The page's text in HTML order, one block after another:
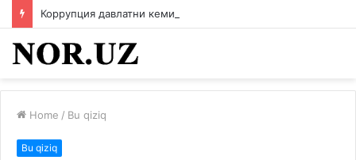
Коррупция давлатни кемиради
Home / Bu qiziq
Bu qiziq